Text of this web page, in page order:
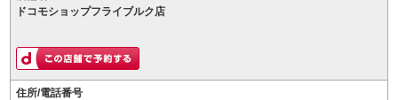
ドコモショップフライブルク店
住所/電話番号